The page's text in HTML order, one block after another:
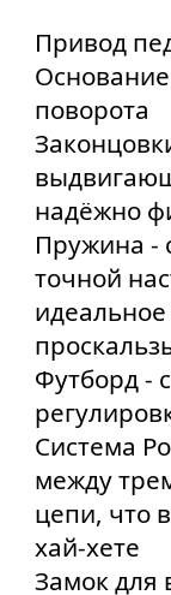
Привод
поворота
надёжно
Пружина -
точной
Футборд -
Система
между
цепи, что
хай-хете
Замок для